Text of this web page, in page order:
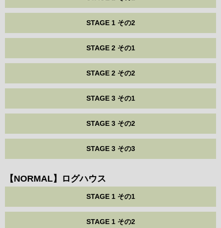
STAGE 1 その2
STAGE 2 その1
STAGE 2 その2
STAGE 3 その1
STAGE 3 その2
STAGE 3 その3
【NORMAL】ログハウス
STAGE 1 その1
STAGE 1 その2